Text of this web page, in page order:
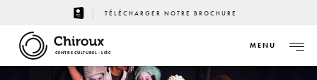
TÉLÉCHARGER NOTRE BROCHURE
CENTRE CULTUREL - LIÈGE
MENU